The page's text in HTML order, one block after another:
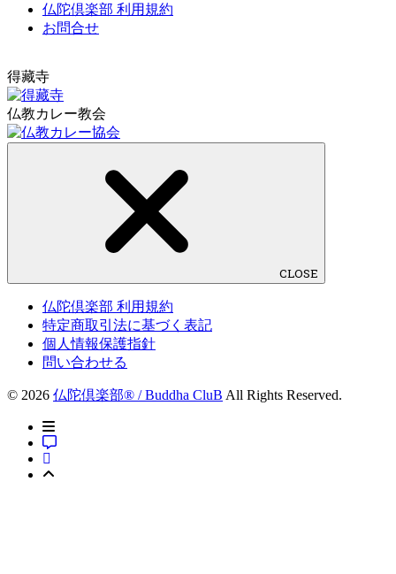
仏陀倶楽部 利用規約
お問合せ
得藏寺
仏教カレー教会
CLOSE
仏陀倶楽部 利用規約
特定商取引法に基づく表記
個人情報保護指針
問い合わせる
© 2026 仏陀倶楽部® / Buddha CluB All Rights Reserved.